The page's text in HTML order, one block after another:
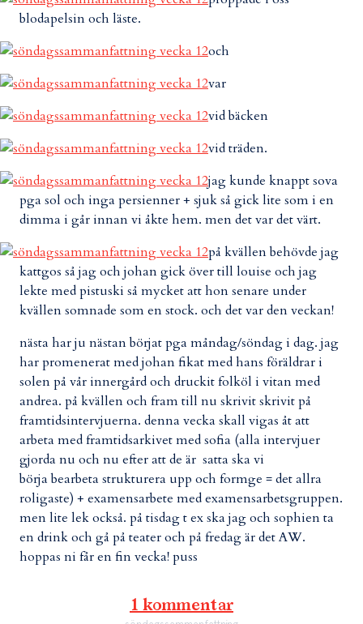
blodapelsin och läste.
och
var
vid bäcken
vid träden.
jag kunde knappt sova
pga sol och inga persienner + sjuk så gick lite som i en
dimma i går innan vi åkte hem. men det var det värt.
på kvällen behövde jag
kattgos så jag och johan gick över till louise och jag
lekte med pistuski så mycket att hon senare under
kvällen somnade som en stock. och det var den veckan!
nästa har ju nästan börjat pga måndag/söndag i dag. jag
har promenerat med johan fikat med hans föräldrar i
solen på vår innergård och druckit folköl i vitan med
andrea. på kvällen och fram till nu skrivit skrivit på
framtidsintervjuerna. denna vecka skall vigas åt att
arbeta med framtidsarkivet med sofia (alla intervjuer
gjorda nu och nu efter att de är satta ska vi
börja bearbeta strukturera upp och formge = det allra
roligaste) + examensarbete med examensarbetsgruppen.
men lite lek också. på tisdag t ex ska jag och sophien ta
en drink och gå på teater och på fredag är det AW.
hoppas ni får en fin vecka! puss
1 kommentar